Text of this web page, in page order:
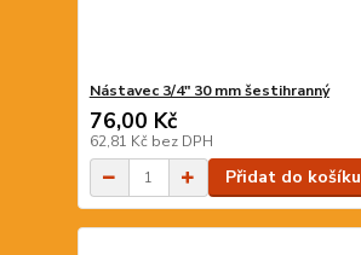
Nástavec 3/4" 30 mm šestihranný
76,00 Kč
62,81 Kč bez DPH
Přidat do košíku